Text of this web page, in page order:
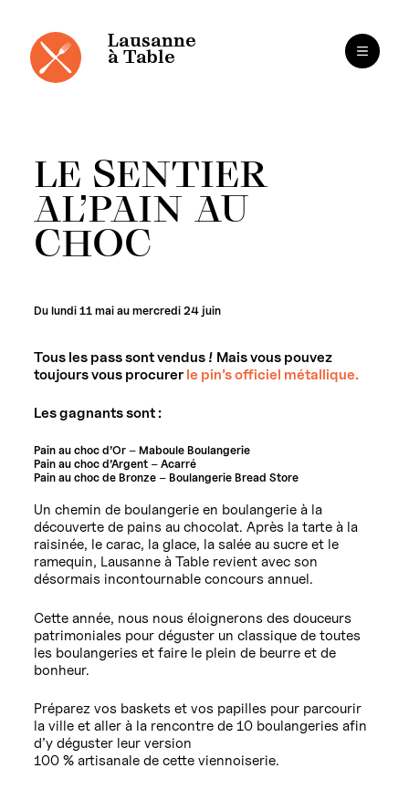
contenu
Lausanne
à Table
LE SENTIER
AL’PAIN AU
CHOC
Du lundi 11 mai au mercredi 24 juin
Tous les pass sont vendus ! Mais vous pouvez
toujours vous procurer le pin’s officiel métallique.
Les gagnants sont :
Pain au choc d’Or – Maboule Boulangerie
Pain au choc d’Argent –Acarré
Pain au choc de Bronze – Boulangerie Bread Store
Un chemin de boulangerie en boulangerie à la
découverte de pains au chocolat. Après la tarte à la
raisinée, le carac, la glace, la salée au sucre et le
ramequin, Lausanne à Table revient avec son
désormais incontournable concours annuel.
Cette année, nous nous éloignerons des douceurs
patrimoniales pour déguster un classique de toutes
les boulangeries et faire le plein de beurre et de
bonheur.
Préparez vos baskets et vos papilles pour parcourir
la ville et aller à la rencontre de 10 boulangeries afin
d’y déguster leur version
100 % artisanale de cette viennoiserie.